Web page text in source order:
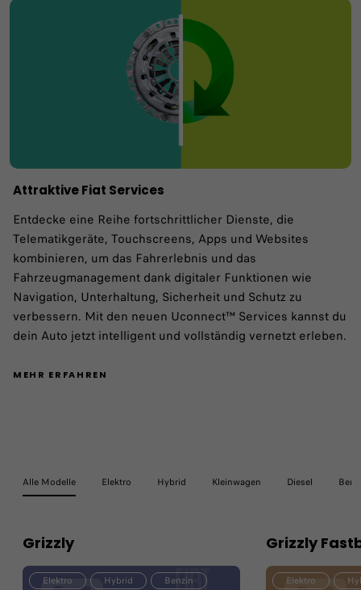
Attraktive Fiat Services
Entdecke eine Reihe fortschrittlicher Dienste, die
Telematikgeräte, Touchscreens, Apps und Websites
kombinieren, um das Fahrerlebnis und das
Fahrzeugmanagement dank digitaler Funktionen wie
Navigation, Unterhaltung, Sicherheit und Schutz zu
verbessern. Mit den neuen Uconnect™ Services kannst du
dein Auto jetzt intelligent und vollständig vernetzt erleben.
MEHR ERFAHREN
Alle Modelle Elektro Hybrid Kleinwagen Diesel
Grizzly
Elektro Hybrid Benzin
Grizzly
Elektro